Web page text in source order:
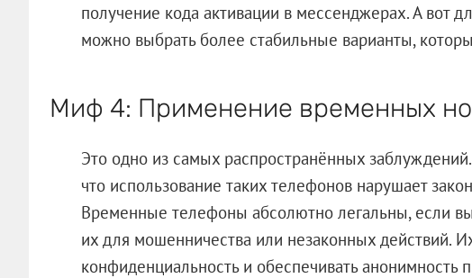
получение кода активации в мессенджерах. А вот
можно выбрать более стабильные варианты,
Миф 4: Применение временных
Это одно из самых распространённых
что использование таких телефонов нарушает
Временные телефоны абсолютно легальны, если
их для мошенничества или незаконных действий.
конфиденциальность и обеспечивать анонимность